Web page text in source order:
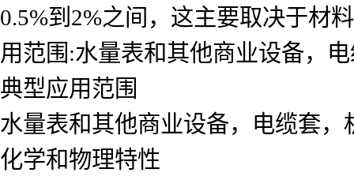
0.5%到2%之间，这主要取决于材
用范围:水量表和其他商业设备，
典型应用范围
水量表和其他商业设备，电缆套
化学和物理特性